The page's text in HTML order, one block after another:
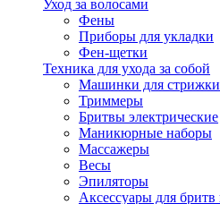
Уход за волосами
Фены
Приборы для укладки
Фен-щетки
Техника для ухода за собой
Машинки для стрижки
Триммеры
Бритвы электрические
Маникюрные наборы
Массажеры
Весы
Эпиляторы
Аксессуары для бритв